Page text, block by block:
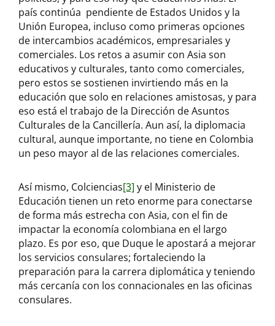
país continúa pendiente de Estados Unidos y la
Unión Europea, incluso como primeras opciones
de intercambios académicos, empresariales y
comerciales. Los retos a asumir con Asia son
educativos y culturales, tanto como comerciales,
pero estos se sostienen invirtiendo más en la
educación que solo en relaciones amistosas, y para
eso está el trabajo de la Dirección de Asuntos
Culturales de la Cancillería. Aun así, la diplomacia
cultural, aunque importante, no tiene en Colombia
un peso mayor al de las relaciones comerciales.
Así mismo, Colciencias[3] y el Ministerio de
Educación tienen un reto enorme para conectarse
de forma más estrecha con Asia, con el fin de
impactar la economía colombiana en el largo
plazo. Es por eso, que Duque le apostará a mejorar
los servicios consulares; fortaleciendo la
preparación para la carrera diplomática y teniendo
más cercanía con los connacionales en las oficinas
consulares.